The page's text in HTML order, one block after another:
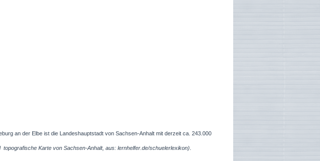
an der Elbe ist die Landeshauptstadt von Sachsen-Anhalt mit derzeit ca. 243.000
Karte von Sachsen-Anhalt, aus: lernhelfer.de/schuelerlexikon)